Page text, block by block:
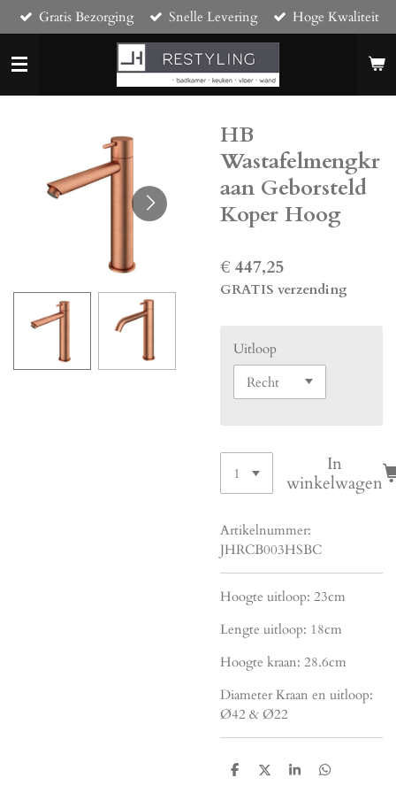
Ga
direct
naar
de
hoofdinhoud
Gratis Bezorging Snelle Levering Hoge Kwaliteit
HB
Wastafelmengkr
aan Geborsteld
Koper Hoog
€ 447,25
GRATIS verzending
Uitloop
In
winkelwagen
Artikelnummer:
JHRCB003HSBC
Hoogte uitloop: 23cm
Lengte uitloop: 18cm
Hoogte kraan: 28.6cm
Diameter Kraan en uitloop:
Ø42 & Ø22
D
D
S
D